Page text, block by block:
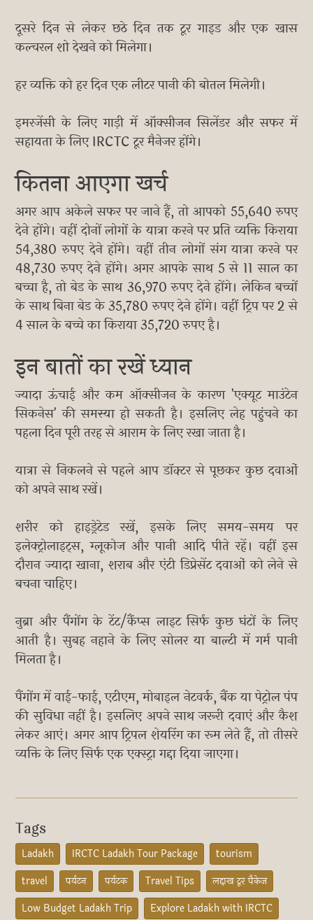
दूसरे दिन से लेकर छठे दिन तक टूर गाइड और एक खास
कल्चरल शो देखने को मिलेगा।
हर व्यक्ति को हर दिन एक लीटर पानी की बोतल मिलेगी।
इमरजेंसी के लिए गाड़ी में ऑक्सीजन सिलेंडर और सफर में
सहायता के लिए IRCTC टूर मैनेजर होंगे।
कितना आएगा खर्च
अगर आप अकेले सफर पर जाने हैं, तो आपको 55,640 रुपए
देने होंगे। वहीं दोनों लोगों के यात्रा करने पर प्रति व्यक्ति किराया
54,380 रुपए देने होंगे। वहीं तीन लोगों संग यात्रा करने पर
48,730 रुपए देने होंगे। अगर आपके साथ 5 से 11 साल का
बच्चा है, तो बेड के साथ 36,970 रुपए देने होंगे। लेकिन बच्चों
के साथ बिना बेड के 35,780 रुपए देने होंगे। वहीं ट्रिप पर 2 से
4 साल के बच्चे का किराया 35,720 रुपए है।
इन बातों का रखें ध्यान
ज्यादा ऊंचाई और कम ऑक्सीजन के कारण 'एक्यूट माउंटेन
सिकनेस' की समस्या हो सकती है। इसलिए लेह पहुंचने का
पहला दिन पूरी तरह से आराम के लिए रखा जाता है।
यात्रा से निकलने से पहले आप डॉक्टर से पूछकर कुछ दवाओं
को अपने साथ रखें।
शरीर को हाइड्रेटेड रखें, इसके लिए समय-समय पर
इलेक्ट्रोलाइट्स, ग्लूकोज और पानी आदि पीते रहें। वहीं इस
दौरान ज्यादा खाना, शराब और एंटी डिप्रेसेंट दवाओं को लेने से
बचना चाहिए।
नुब्रा और पैंगोंग के टेंट/कैंप्स लाइट सिर्फ कुछ घंटों के लिए
आती है। सुबह नहाने के लिए सोलर या बाल्टी में गर्म पानी
मिलता है।
पैंगोंग में वाई-फाई, एटीएम, मोबाइल नेटवर्क, बैंक या पेट्रोल पंप
की सुविधा नहीं है। इसलिए अपने साथ जरूरी दवाएं और कैश
लेकर आएं। अगर आप ट्रिपल शेयरिंग का रूम लेते हैं, तो तीसरे
व्यक्ति के लिए सिर्फ एक एक्स्ट्रा गद्दा दिया जाएगा।
Tags
Ladakh IRCTC Ladakh Tour Package
tourism
travel
पर्यटन पर्यटक Travel Tips
लद्दाख टूर पैकेज
Low Budget Ladakh Trip
Explore Ladakh with IRCTC